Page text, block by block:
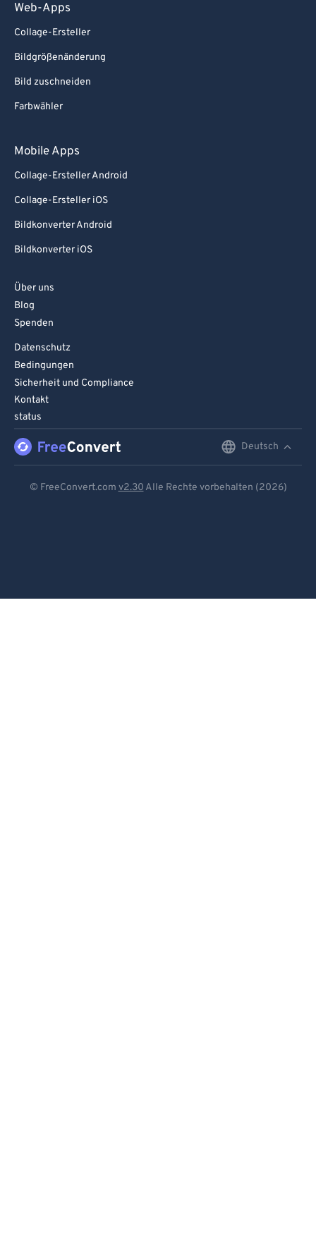
Web-Apps
Collage-Ersteller
Bildgrößenänderung
Bild zuschneiden
Farbwähler
Mobile Apps
Collage-Ersteller Android
Collage-Ersteller iOS
Bildkonverter Android
Bildkonverter iOS
Über uns
Blog
Spenden
Datenschutz
Bedingungen
Sicherheit und Compliance
Kontakt
status
Deutsch
© FreeConvert.com v2.30 Alle Rechte vorbehalten (2026)